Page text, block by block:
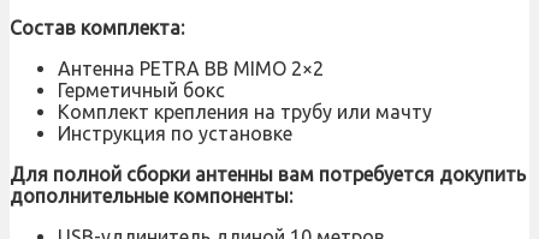
Состав комплекта:
Антенна PETRA BB MIMO 2×2
Герметичный бокс
Комплект крепления на трубу или мачту
Инструкция по установке
Для полной сборки антенны вам потребуется докупить
дополнительные компоненты: